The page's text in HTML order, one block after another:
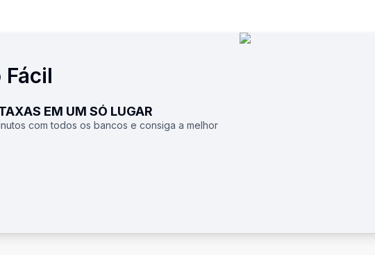
Fácil
EM UM SÓ LUGAR
com todos os bancos e consiga a melhor